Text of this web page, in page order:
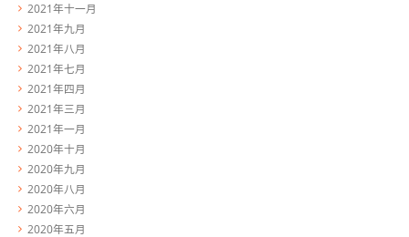
2021年十一月
2021年九月
2021年八月
2021年七月
2021年四月
2021年三月
2021年一月
2020年十月
2020年九月
2020年八月
2020年六月
2020年五月